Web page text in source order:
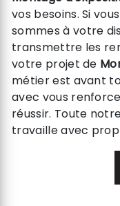
vos besoins. Si
sommes à votre
transmettre les
votre projet de
métier est avant
avec vous
réussir. Toute
travaille avec